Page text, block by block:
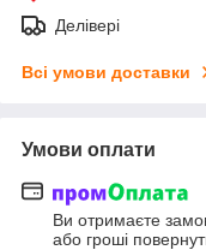
Делівері
Всі умови доставки
Умови оплати
Ви отримаєте
або гроші